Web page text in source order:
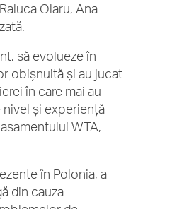
Olaru, Ana
să evolueze în
obișnuită și au jucat
în care mai au
nivel și experiență
WTA,
în Polonia, a
din cauza